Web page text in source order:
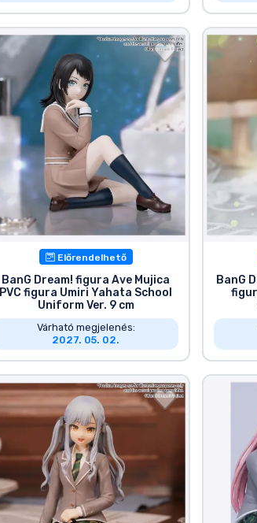
Előrendelhető
BanG Dream! figura Ave Mujica
PVC figura Umiri Yahata School
Uniform Ver. 9 cm
Várható megjelenés:
2027. 05. 02.
BanG